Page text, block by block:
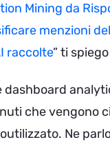
Mining da
menzioni
raccolte” ti
dashboard
che vengono
Ne